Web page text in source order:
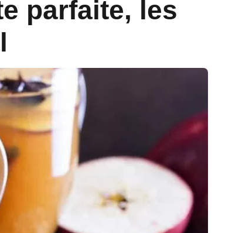
parfaite, les